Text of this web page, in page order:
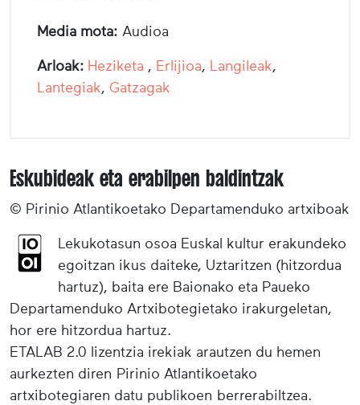
Media mota: Audioa
Arloak: Heziketa , Erlijioa, Langileak,
Lantegiak, Gatzagak
Eskubideak eta erabilpen baldintzak
© Pirinio Atlantikoetako Departamenduko artxiboak
Lekukotasun osoa Euskal kultur erakundeko
egoitzan ikus daiteke, Uztaritzen (hitzordua
hartuz), baita ere Baionako eta Paueko
Departamenduko Artxibotegietako irakurgeletan,
hor ere hitzordua hartuz.
ETALAB 2.0 lizentzia irekiak arautzen du hemen
aurkezten diren Pirinio Atlantikoetako
artxibotegiaren datu publikoen berrerabiltzea.